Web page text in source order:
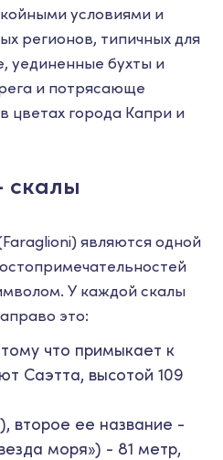
условиями и
регионов, типичных для
уединенные бухты и
и потрясающе
цветах города Капри и
скалы
являются одной
У каждой скалы
это:
что примыкает к
Саэтта, высотой 109
второе ее название -
моря») - 81 метр,